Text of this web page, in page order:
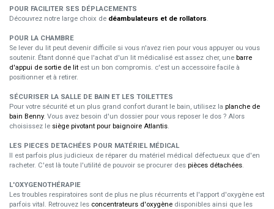
POUR FACILITER SES DÉPLACEMENTS
Découvrez notre large choix de déambulateurs et de rollators.
POUR LA CHAMBRE
Se lever du lit peut devenir difficile si vous n'avez rien pour vous appuyer ou vous
soutenir. Étant donné que l'achat d'un lit médicalisé est assez cher, une barre
d'appui de sortie de lit est un bon compromis. c'est un accessoire facile à
positionner et à retirer.
SÉCURISER LA SALLE DE BAIN ET LES TOILETTES
Pour votre sécurité et un plus grand confort durant le bain, utilisez la planche de
bain Benny. Vous avez besoin d'un dossier pour vous reposer le dos ? Alors
choisissez le siège pivotant pour baignoire Atlantis.
LES PIECES DETACHÉES POUR MATÉRIEL MÉDICAL
Il est parfois plus judicieux de réparer du matériel médical défectueux que d'en
racheter. C'est là toute l'utilité de pouvoir se procurer des pièces détachées.
L'OXYGENOTHÉRAPIE
Les troubles respiratoires sont de plus ne plus récurrents et l'apport d'oxygène est
parfois vital. Retrouvez les concentrateurs d'oxygène disponibles ainsi que les